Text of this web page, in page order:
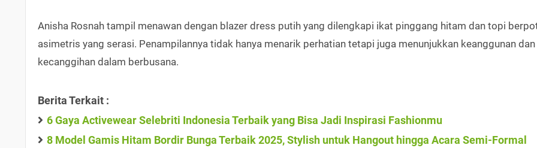
Anisha Rosnah tampil menawan dengan blazer dress putih yang dilengkapi ikat pinggang hitam dan topi
asimetris yang serasi. Penampilannya tidak hanya menarik perhatian tetapi juga menunjukkan keanggunan dan
kecanggihan dalam berbusana.
Berita Terkait :
6 Gaya Activewear Selebriti Indonesia Terbaik yang Bisa Jadi Inspirasi Fashionmu
8 Model Gamis Hitam Bordir Bunga Terbaik 2025, Stylish untuk Hangout hingga Acara Semi-Formal